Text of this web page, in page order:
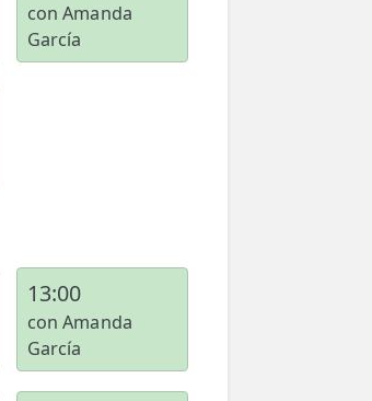
con Amanda
García
13:00
con Amanda
García